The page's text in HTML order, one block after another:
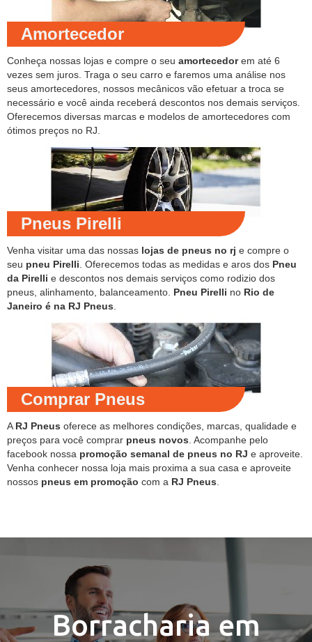
Amortecedor
Conheça nossas lojas e compre o seu amortecedorem até 6
vezes sem juros. Traga o seu carro e faremos uma análise nos
seus amortecedores, nossos mecânicos vão efetuar a troca se
necessário e você ainda receberá descontos nos demais serviços.
Oferecemos diversas marcas e modelos de amortecedores com
ótimos preços no RJ.
Pneus Pirelli
Venha visitar uma das nossas lojas de pneus no rj e compre o
seu pneu Pirelli . Oferecemos todas as medidas e aros dos Pneu
da Pirelli e descontos nos demais serviços como rodizio dos
pneus, alinhamento, balanceamento. Pneu Pirelli no Rio de
Janeiro é na RJ Pneus
Comprar Pneus
A RJ Pneus oferece as melhores condições, marcas, qualidade e
preços para você comprar pneus novos . Acompanhe pelo
facebook nossa promoção semanal de pneus no RJ e aproveite.
Venha conhecer nossa loja mais proxima a sua casa e aproveite
nossos pneus em promoção com a RJ Pneus
Borracharia em